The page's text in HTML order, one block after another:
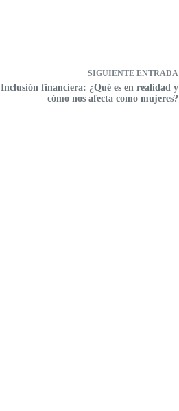
SIGUIENTE ENTRADA
Inclusión financiera: ¿Qué es en realidad y
cómo nos afecta como mujeres?